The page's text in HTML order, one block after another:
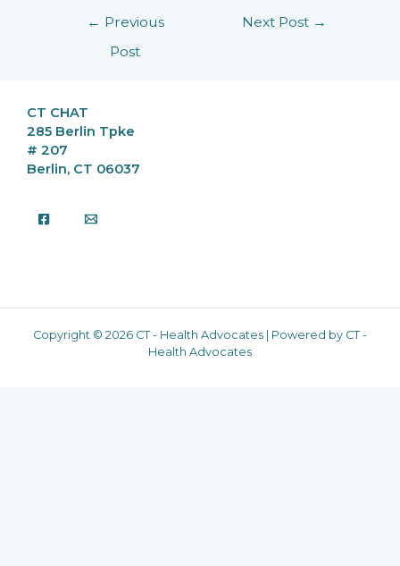
navigation
← Previous
Post
Next Post →
CT CHAT
285 Berlin Tpke
# 207
Berlin, CT 06037
Copyright © 2026 CT - Health Advocates | Powered by CT -
Health Advocates